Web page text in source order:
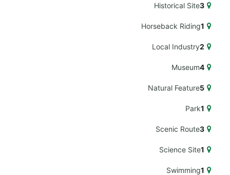
3
Historical Site
1
Horseback Riding
2
Local Industry
4
Museum
5
Natural Feature
1
Park
3
Scenic Route
1
Science Site
1
Swimming